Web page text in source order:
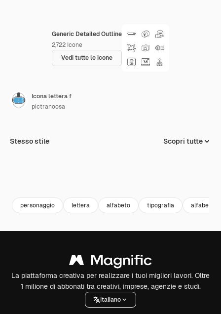
Generic Detailed Outline
2,722 Icone
Vedi tutte le icone
Icona lettera f
pictranoosa
Stesso stile Scopri tutte
personaggio lettera alfabeto tipografia alfabetico
La piattaforma creativa per realizzare i tuoi migliori lavori. Oltre
1 milione di abbonati tra creativi, imprese, agenzie e studi.
Italiano